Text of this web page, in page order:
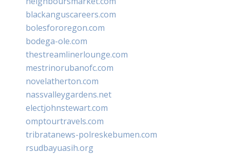
blackanguscareers.com
bolesfororegon.com
bodega-ole.com
thestreamlinerlounge.com
mestrinorubanofc.com
novelatherton.com
nassvalleygardens.net
electjohnstewart.com
omptourtravels.com
tribratanews-polreskebumen.com
rsudbayuasih.org